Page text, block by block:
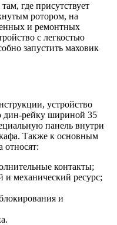
где присутствует
ротором, на
и ремонтных
с легкостью
запустить маховик
устройство
дин-рейку шириной 35
панель внутри
Также к основным
относят:
контакты;
и механический ресурс;
и